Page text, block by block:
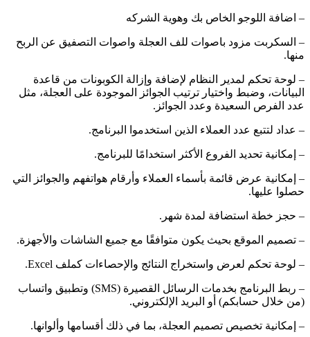
– اضافة اللوجو الخاص بك وهوية الشركه
– السكربت مزود باصوات للف العجلة واصوات التصفيق عن الربح
منها.
– لوحة تحكم لمدير النظام لإضافة وإزالة الكوبونات من قاعدة
البيانات، وضبط واختيار ترتيب الجوائز الموجودة على العجلة، مثل
عدد الفرص السعيدة وعدد الجوائز.
– عداد لتتبع عدد العملاء الذين استخدموا البرنامج.
– إمكانية تحديد الفروع الأكثر استخدامًا للبرنامج.
– إمكانية عرض قائمة بأسماء العملاء وأرقام هواتفهم والجوائز التي
حصلوا عليها.
– حجز خطة استضافة لمدة شهر.
– تصميم الموقع بحيث يكون متوافقًا مع جميع الشاشات والأجهزة.
– لوحة تحكم لعرض واستخراج النتائج والإحصاءات كملف Excel.
– ربط البرنامج بخدمات الرسائل القصيرة (SMS) وتطبيق واتساب
(من خلال حسابكم) أو البريد الإلكتروني.
– إمكانية تخصيص تصميم العجلة، بما في ذلك أقسامها وألوانها.